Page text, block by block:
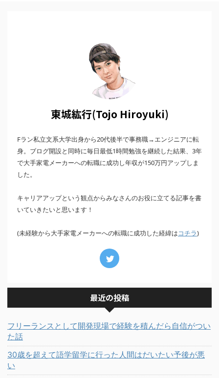
東城紘行(Tojo Hiroyuki)
Fラン私立文系大学出身から20代後半で事務職→エンジニアに転
身。ブログ開設と同時に毎日最低1時間勉強を継続した結果、3年
で大手家電メーカーへの転職に成功し年収が150万円アップしま
した。
キャリアアップという観点からみなさんのお役に立てる記事を書
いていきたいと思います！
(未経験から大手家電メーカーへの転職に成功した経緯はコチラ)
最近の投稿
フリーランスとして開発現場で経験を積んだら自信がつい
た話
30歳を超えて語学留学に行った人間はだいたい予後が悪
い